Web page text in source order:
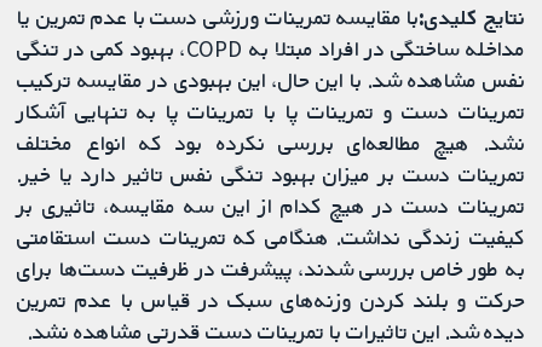
نتایج کلیدی:با مقایسه تمرینات ورزشی دست با عدم تمرین یا
مداخله ساختگی در افراد مبتلا به COPD، بهبود کمی در تنگی
نفس مشاهده شد. با این حال، این بهبودی در مقایسه ترکیب
تمرینات دست و تمرینات پا با تمرینات پا به تنهایی آشکار
نشد. هیچ مطالعه‌ای بررسی نکرده بود که انواع مختلف
تمرینات دست بر میزان بهبود تنگی نفس تاثیر دارد یا خیر.
تمرینات دست در هیچ کدام از این سه مقایسه، تاثیری بر
کیفیت زندگی نداشت. هنگامی که تمرینات دست استقامتی
به طور خاص بررسی شدند، پیشرفت در ظرفیت دست‌ها برای
حرکت و بلند کردن وزنه‌های سبک در قیاس با عدم تمرین
دیده شد. این تاثیرات با تمرینات دست قدرتی مشاهده نشد.